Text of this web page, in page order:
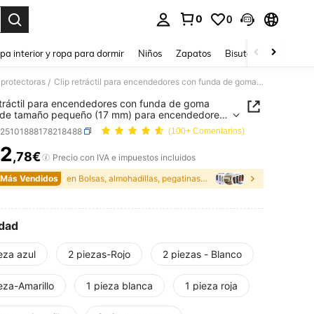
0 0
interior y ropa para dormir Niños Zapatos Bisutería Y
/ Clip retráctil para encendedores con funda de goma suave de tamaño pequeño (17 mm) para encendedores, bolígrafos, lápices labiales y talla grande
para encendedores con funda de goma
tamaño pequeño (17 mm) para encendedores,
lápices labiales y talla grande
(100+ Comentarios)
AND AVAILABILITY
2,78€
Precio con IVA e impuestos incluidos
Vendidos
en Bolsas, almohadillas, pegatinas y fundas protec
azul 2 piezas-Rojo 2 piezas - Blanco
Amarillo 1 pieza blanca 1 pieza roja